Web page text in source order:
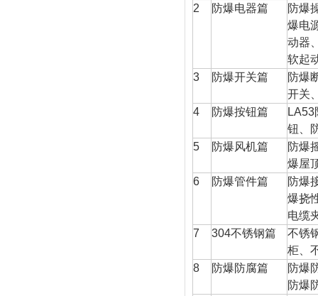
2
防爆电器篇
防爆
爆电
动器
软起
3
防爆开关篇
防爆
开关
4
防爆按钮篇 LA53
钮、
5
防爆风机篇
防爆
爆屋
6
防爆管件篇
防爆
爆挠
电缆
7
304不锈钢篇
不锈
柜、
8
防爆防腐篇
防爆
防爆